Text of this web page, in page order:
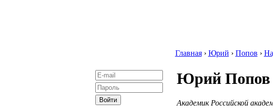
Главная› Юрий › Попов ›
Юрий Попов
Академик Российской